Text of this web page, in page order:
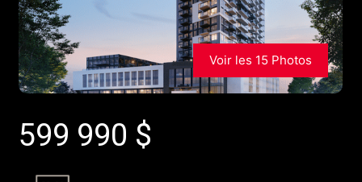
Voir les 15 Photos
599 990 $